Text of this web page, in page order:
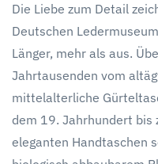
Die Liebe zum Detail
Deutschen
Länger, mehr als aus.
Jahrtausenden vom
mittelalterliche
dem 19. Jahrhundert bis
eleganten Handtaschen